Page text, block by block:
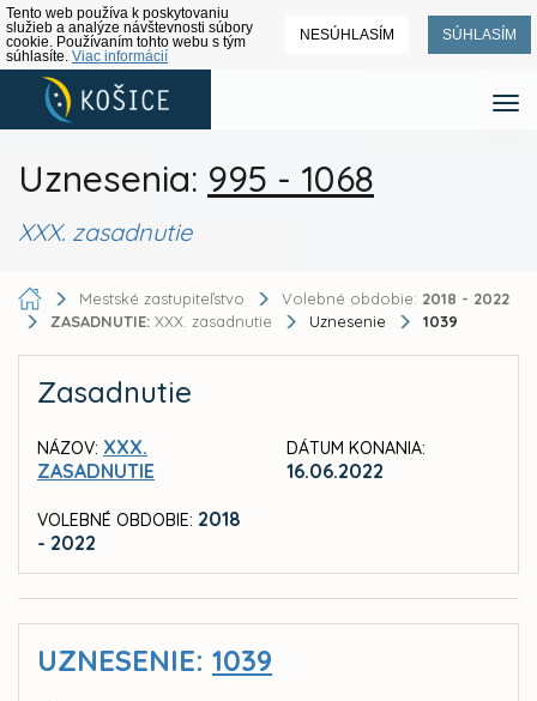
Tento web používa k poskytovaniu
služieb a analýze návštevnosti súbory
cookie. Používaním tohto webu s tým
súhlasíte. Viac informácií
NESÚHLASÍM SÚHLASÍM
Uznesenia: 995 - 1068
XXX. zasadnutie
Mestské zastupiteľstvo Volebné obdobie: 2018 - 2022
ZASADNUTIE: XXX. zasadnutie Uznesenie 1039
Zasadnutie
NÁZOV: XXX.
ZASADNUTIE
VOLEBNÉ OBDOBIE: 2018
- 2022
DÁTUM KONANIA:
16.06.2022
UZNESENIE: 1039